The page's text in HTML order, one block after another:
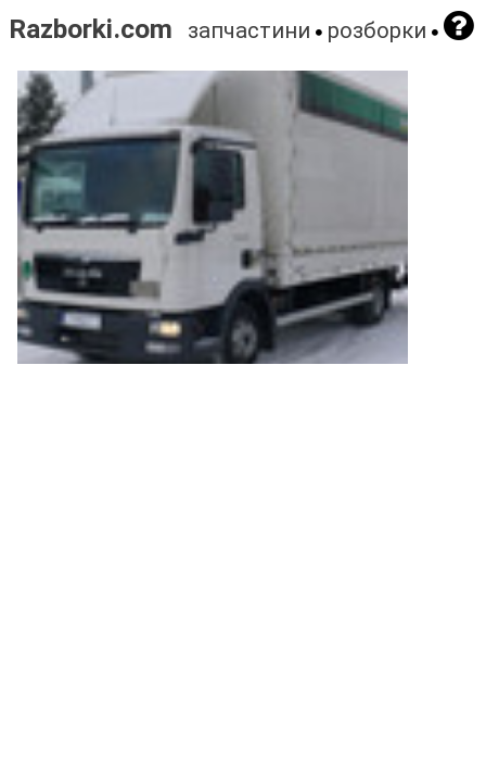
Razborki.com запчастини розборки